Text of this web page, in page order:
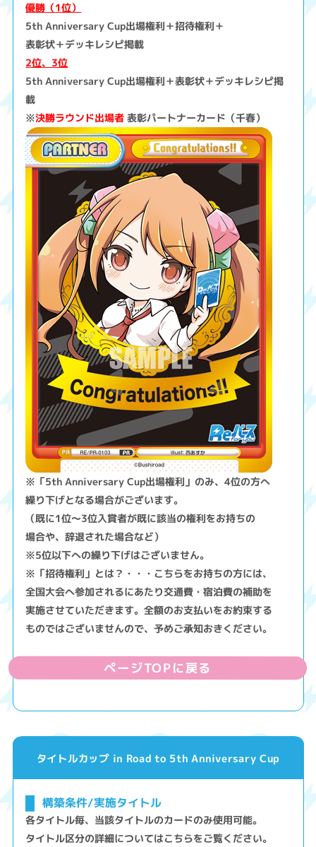
優勝（1位）
5th Anniversary Cup出場権利＋招待権利＋
表彰状＋デッキレシピ掲載
2位、3位
5th Anniversary Cup出場権利＋表彰状＋デッキレシピ掲
載
※決勝ラウンド出場者表彰パートナーカード（千春）
※「5th Anniversary Cup出場権利」のみ、4位の方へ
繰り下げとなる場合がございます。
（既に1位～3位入賞者が既に該当の権利をお持ちの
場合や、辞退された場合など）
※5位以下への繰り下げはございません。
※「招待権利」とは？・・・こちらをお持ちの方には、
全国大会へ参加されるにあたり交通費・宿泊費の補助を
実施させていただきます。全額のお支払いをお約束する
ものではございませんので、予めご承知おきください。
ページTOPに戻る
タイトルカップ in Road to 5th Anniversary Cup
構築条件/実施タイトル
各タイトル毎、当該タイトルのカードのみ使用可能。
タイトル区分の詳細についてはこちらをご覧ください。